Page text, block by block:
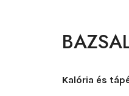
Kalória és